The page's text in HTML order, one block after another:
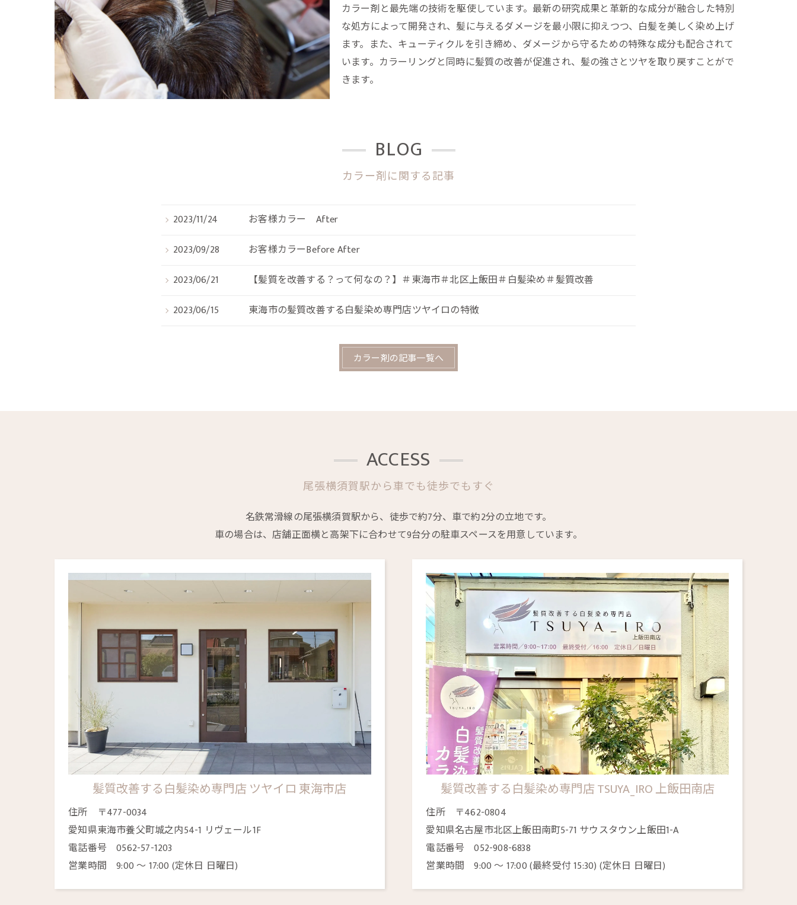
カラー剤と最先端の技術を駆使しています。最新の研究成果と革新的な成分が融合した特別
な処方によって開発され、髪に与えるダメージを最小限に抑えつつ、白髪を美しく染め上げ
ます。また、キューティクルを引き締め、ダメージから守るための特殊な成分も配合されて
います。カラーリングと同時に髪質の改善が促進され、髪の強さとツヤを取り戻すことがで
きます。
BLOG
カラー剤に関する記事
2023/11/24
お客様カラー After
2023/09/28
お客様カラーBefore After
2023/06/21
【髪質を改善する？って何なの？】＃東海市＃北区上飯田＃白髪染め＃髪質改善
2023/06/15
東海市の髪質改善する白髪染め専門店ツヤイロの特徴
カラー剤の記事一覧へ
尾張横須賀駅から車でも徒歩でもすぐ
ACCESS
名鉄常滑線の尾張横須賀駅から、徒歩で約7分、車で約2分の立地です。
車の場合は、店舗正面横と高架下に合わせて9台分の駐車スペースを用意しています。
髪質改善する白髪染め専門店 ツヤイロ 東海市店
住所 〒477-0034
愛知県東海市養父町城之内54-1 リヴェール1F
電話番号 0562-57-1203
営業時間 9:00 〜 17:00 (定休日 日曜日)
髪質改善する白髪染め専門店 TSUYA_IRO 上飯田南店
住所 〒462-0804
愛知県名古屋市北区上飯田南町5-71 サウスタウン上飯田1-A
電話番号 052-908-6838
営業時間 9:00 〜 17:00 (最終受付 15:30) (定休日 日曜日)